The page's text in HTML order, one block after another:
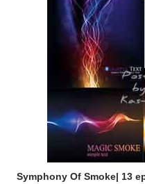
Symphony Of Smoke| 13